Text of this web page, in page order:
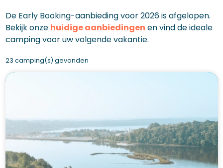
De Early Booking-aanbieding voor 2026 is afgelopen.
Bekijk onze huidige aanbiedingen en vind de ideale
camping voor uw volgende vakantie.
23 camping(s) gevonden